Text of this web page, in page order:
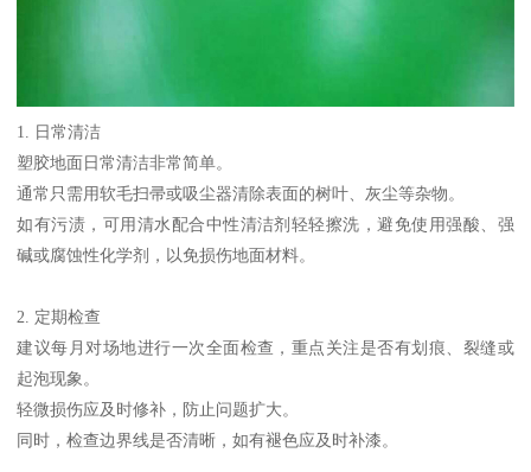
1. 日常清洁
塑胶地面日常清洁非常简单。
通常只需用软毛扫帚或吸尘器清除表面的树叶、灰尘等杂物。
如有污渍，可用清水配合中性清洁剂轻轻擦洗，避免使用强酸、强
碱或腐蚀性化学剂，以免损伤地面材料。
2. 定期检查
建议每月对场地进行一次全面检查，重点关注是否有划痕、裂缝或
起泡现象。
轻微损伤应及时修补，防止问题扩大。
同时，检查边界线是否清晰，如有褪色应及时补漆。